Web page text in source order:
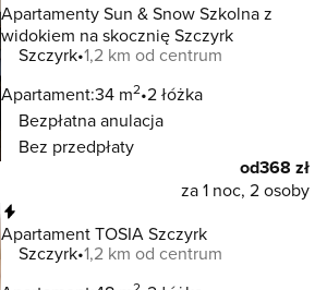
Apartamenty Sun & Snow Szkolna z
widokiem na skocznię Szczyrk
Szczyrk 1,2 km od centrum
Apartament:34 m2 2 łóżka
Bezpłatna anulacja
Bez przedpłaty
od368 zł
za 1 noc, 2 osoby
Apartament TOSIA Szczyrk
Szczyrk 1,2 km od centrum